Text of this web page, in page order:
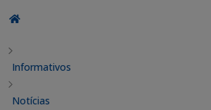
Informativos
Notícias